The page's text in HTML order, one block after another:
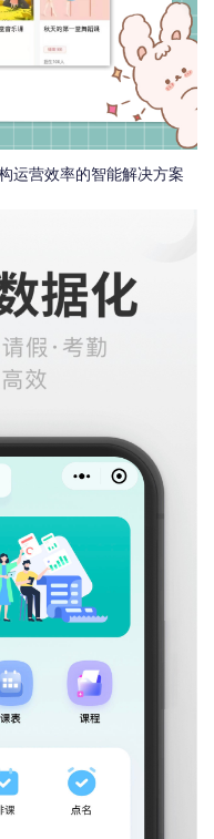
运营效率的智能解决方案